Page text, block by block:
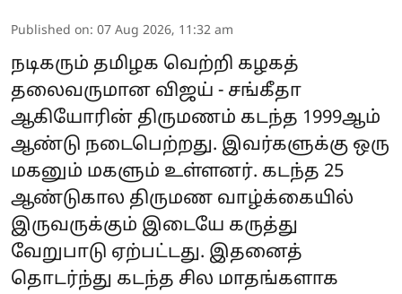
Published on: 07 Aug 2026, 11:32 am
நடிகரும் தமிழக வெற்றி கழகத்
தலைவருமான விஜய் - சங்கீதா
ஆகியோரின் திருமணம் கடந்த 1999ஆம்
ஆண்டு நடைபெற்றது. இவர்களுக்கு ஒரு
மகனும் மகளும் உள்ளனர். கடந்த 25
ஆண்டுகால திருமண வாழ்க்கையில்
இருவருக்கும் இடையே கருத்து
வேறுபாடு ஏற்பட்டது. இதனைத்
தொடர்ந்து கடந்த சில மாதங்களாக